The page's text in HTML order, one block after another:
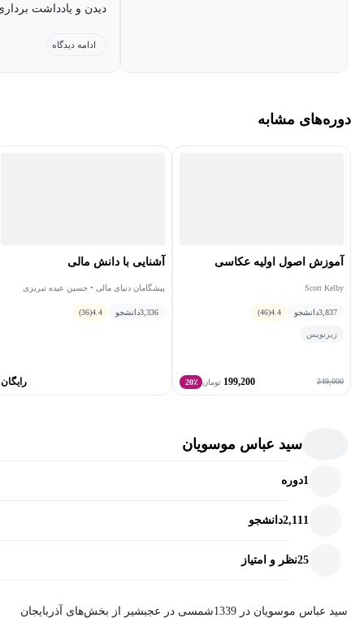
دیدن و یادداشت
ادامه دیدگاه
دوره‌های مشابه
آموزش اصول اولیه عکاسی
Scott Kelby
3,837دانشجو 4.4
(46)
زیرنویس
249,000
199,200 تومان 20٪
آشنایی با دانش مالی
پیشگامان دنیای مالی • حسین عبده تبریزی
3,336دانشجو 4.4
(36)
رایگان
سید عباس موسویان
1دوره
2,111دانشجو
25نظر و امتیاز
سید عباس موسویان در 1339شمسی در عجب‏شیر از بخش‌های آذربایجان